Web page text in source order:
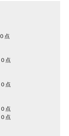
点
点
点
点
点